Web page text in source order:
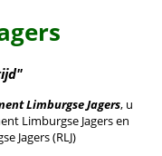
Limburgse Jagers, u
Limburgse Jagers en
Jagers (RLJ)